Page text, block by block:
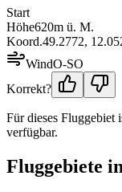
Start
Höhe620m ü. M.
Koord.49.2772,
WindO-SO
Korrekt?
Für dieses Fluggebiet
verfügbar.
Fluggebiete